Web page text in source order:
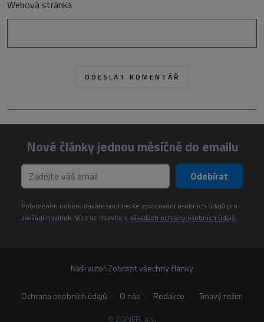
Webová stránka
Nové články jednou měsíčně do emailu
Odebírat
Potvrzením odběru dáváte souhlas ke zpracování osobních údajů pro
zasílání novinek. Více se dozvíte v zásadách ochrany osobních údajů.
Naši autořiZobrazit všechny články
© ZONER, a.s.
Ochrana osobních údajů O nás Redakce Tmavý režim